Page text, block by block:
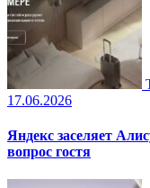
17.06.2026
Яндекс заселяет
вопрос гостя